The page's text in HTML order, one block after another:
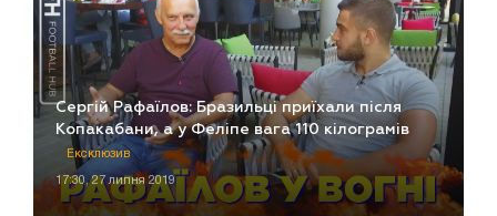
Сергій Рафаїлов: Бразильці приїхали після
Копакабани, а у Феліпе вага 110 кілограмів
Ексклюзив
17:30, 27 липня 2019